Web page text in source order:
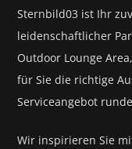
Sternbild03 ist Ihr
leidenschaftlicher
Outdoor Lounge
für Sie die richtige
Serviceangebot
Wir inspirieren Sie